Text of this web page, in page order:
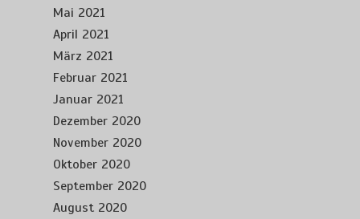
Mai 2021
April 2021
März 2021
Februar 2021
Januar 2021
Dezember 2020
November 2020
Oktober 2020
September 2020
August 2020